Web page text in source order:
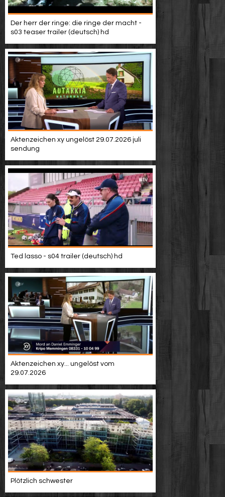
Der herr der ringe: die ringe der macht -
s03 teaser trailer (deutsch) hd
Aktenzeichen xy ungelöst 29.07.2026 juli
sendung
Ted lasso - s04 trailer (deutsch) hd
Aktenzeichen xy... ungelöst vom
29.07.2026
Plötzlich schwester